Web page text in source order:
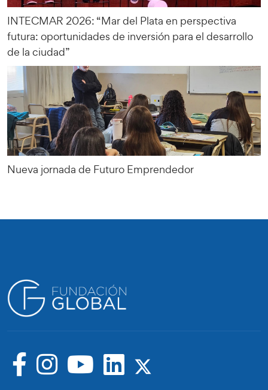
INTECMAR 2026: “Mar del Plata en perspectiva
futura: oportunidades de inversión para el desarrollo
de la ciudad”
Nueva jornada de Futuro Emprendedor